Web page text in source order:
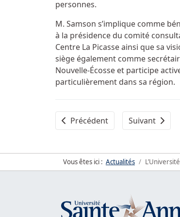
personnes.
M. Samson s’implique comme
à la présidence du comité
Centre La Picasse ainsi que sa
siège également comme
Nouvelle-Écosse et participe
particulièrement dans sa région.
Article précédent : L'Université
Précédent Article
Suivant
Vous êtes ici : Actualités